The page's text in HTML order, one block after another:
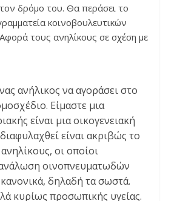
δρόμο του. Θα περάσει το
κοινοβουλευτικών
τους ανηλίκους σε σχέση με
ανήλικος να αγοράσει στο
Είμαστε μια
είναι μια οικογενειακή
είναι ακριβώς το
οι οποίοι
οινοπνευματωδών
δηλαδή τα σωστά.
κυρίως προσωπικής υγείας.